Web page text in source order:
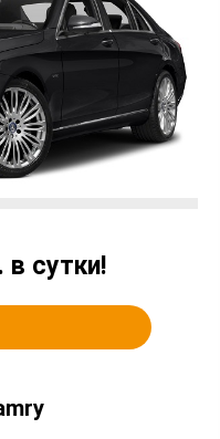
в сутки!